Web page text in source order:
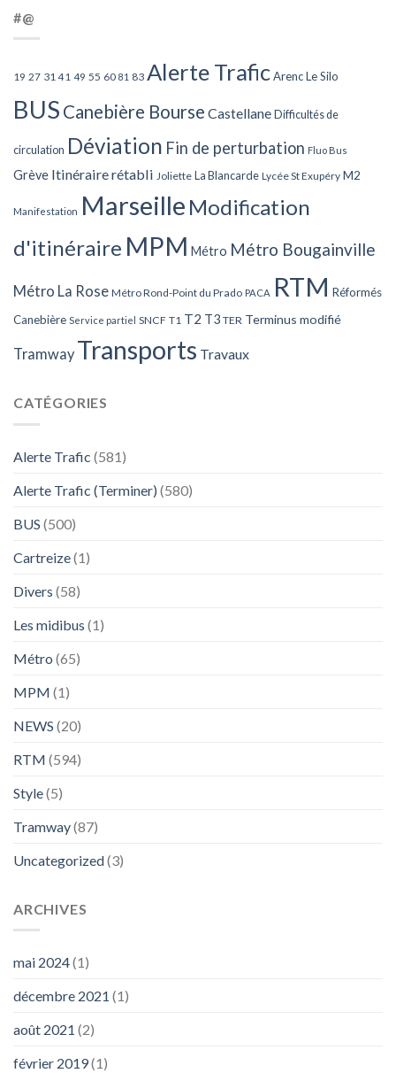
#@
19 27 31 41 49 55 60 81 83 Alerte TraficArenc Le Silo
BUS Canebière Bourse Castellane Difficultés de
circulation Déviation Fin de perturbation Fluo Bus
Grève Itinéraire rétabli Joliette La Blancarde Lycée St Exupéry M2
Manifestation Marseille Modification
d'itinéraire MPM Métro Métro Bougainville
Métro La Rose Métro Rond-Point du Prado PACA RTM Réformés
Canebière Service partiel SNCF T1 T2 T3 TER Terminus modifié
Tramway Transports Travaux
CATÉGORIES
Alerte Trafic (581)
Alerte Trafic (Terminer) (580)
BUS (500)
Cartreize(1)
Divers (58)
Les midibus (1)
Métro (65)
MPM (1)
NEWS (20)
RTM (594)
Style(5)
Tramway(87)
Uncategorized(3)
ARCHIVES
mai 2024(1)
décembre 2021 (1)
août 2021 (2)
février 2019(1)